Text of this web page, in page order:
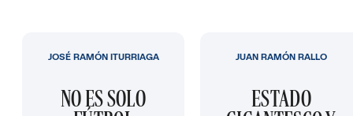
NO ES SOLO
JOSÉ RAMÓN ITURRIAGA
ESTADO
JUAN RAMÓN RALLO